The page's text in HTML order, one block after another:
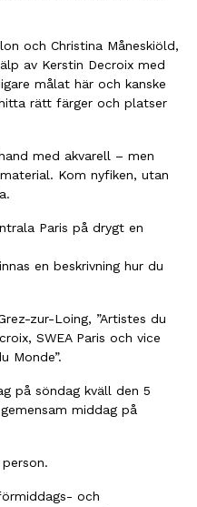
och Christina Måneskiöld,
av Kerstin Decroix med
målat här och kanske
rätt färger och platser
med akvarell – men
Kom nyfiken, utan
Paris på drygt en
en beskrivning hur du
zur-Loing, ”Artistes du
SWEA Paris och vice
Monde”.
på söndag kväll den 5
middag på
och